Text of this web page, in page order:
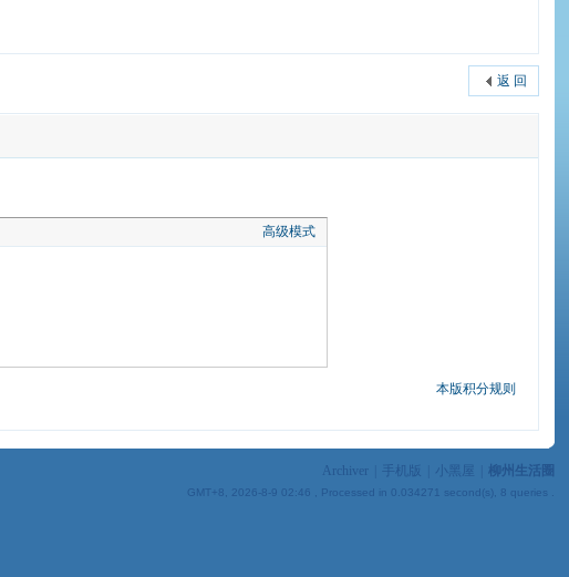
返 回
高级模式
本版积分规则
Archiver 手机版 小黑屋 柳州生活圈
GMT+8, 2026-8-9 02:46 , Processed in 0.034271 second(s), 8 queries .